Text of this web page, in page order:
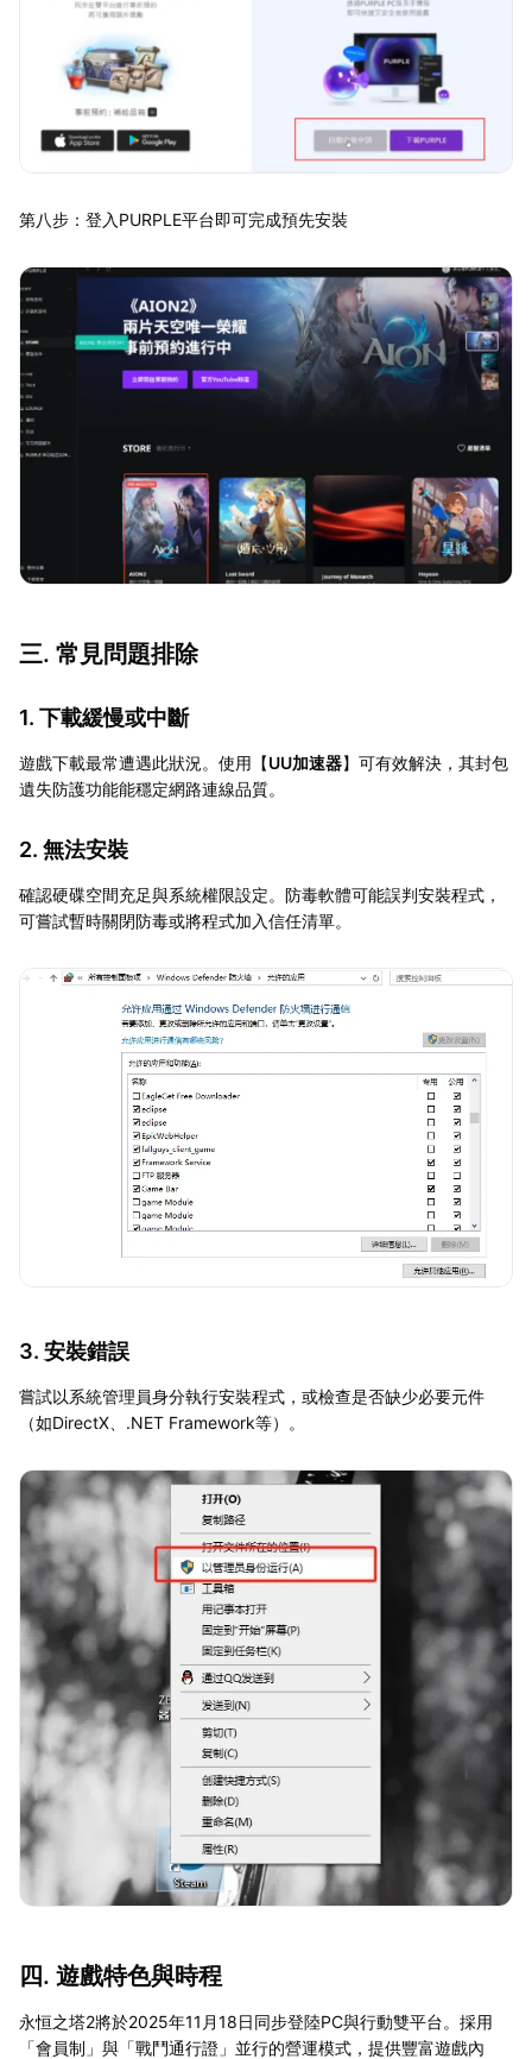
第八步：登入PURPLE平台即可完成預先安裝
三. 常見問題排除
1. 下載緩慢或中斷
遊戲下載最常遭遇此狀況。使用【UU加速器】可有效解決，其封包
遺失防護功能能穩定網路連線品質。
2. 無法安裝
確認硬碟空間充足與系統權限設定。防毒軟體可能誤判安裝程式，
可嘗試暫時關閉防毒或將程式加入信任清單。
3. 安裝錯誤
嘗試以系統管理員身分執行安裝程式，或檢查是否缺少必要元件
（如DirectX、.NET Framework等）。
四. 遊戲特色與時程
永恒之塔2將於2025年11月18日同步登陸PC與行動雙平台。採用
「會員制」與「戰鬥通行證」並行的營運模式，提供豐富遊戲內